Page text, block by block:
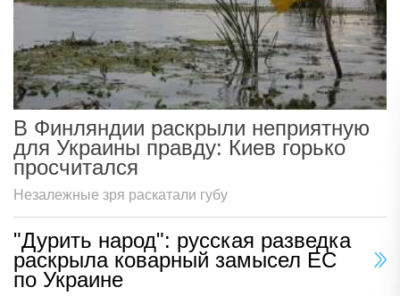
В Финляндии раскрыли неприятную
для Украины правду: Киев горько
просчитался
Незалежные зря раскатали губу
"Дурить народ": русская разведка
раскрыла коварный замысел ЕС
по Украине